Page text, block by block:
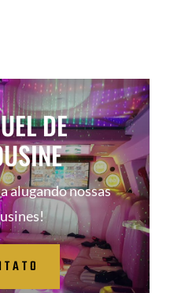
DE
alugando nossas